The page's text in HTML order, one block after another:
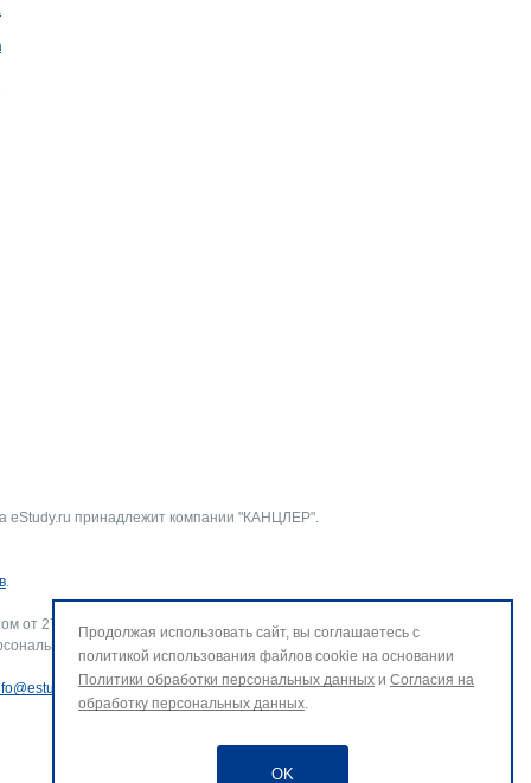
eStudy.ru принадлежит компании "КАНЦЛЕР".
.
от 27.07.2006 г. № 152-ФЗ «О персональных данных».
данных и использование файлов cookie. В случае
.
Продолжая использовать сайт, вы соглашаетесь с
политикой использования файлов cookie на основании
Политики обработки персональных данных и Согласия на
обработку персональных данных.
OK